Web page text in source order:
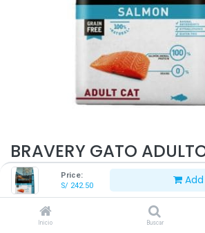
Price:
S/ 242.50 Add
Inicio Buscar
BRAVERY GATO
KG
242.50